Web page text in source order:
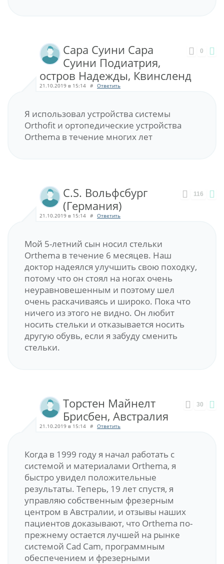
0
Сара Суини Сара
Суини Подиатрия,
остров Надежды, Квинсленд
21.10.2019 в 15:14 # Ответить
Я использовал устройства системы
Orthofit и ортопедические устройства
Orthema в течение многих лет
116
C.S. Вольфсбург
(Германия)
21.10.2019 в 15:14 # Ответить
Мой 5-летний сын носил стельки
Orthema в течение 6 месяцев. Наш
доктор надеялся улучшить свою походку,
потому что он стоял на ногах очень
неуравновешенным и поэтому шел
очень раскачиваясь и широко. Пока что
ничего из этого не видно. Он любит
носить стельки и отказывается носить
другую обувь, если я забуду сменить
стельки.
30
Торстен Майнелт
Брисбен, Австралия
21.10.2019 в 15:14 # Ответить
Когда в 1999 году я начал работать с
системой и материалами Orthema, я
быстро увидел положительные
результаты. Теперь, 19 лет спустя, я
управляю собственным фрезерным
центром в Австралии, и отзывы наших
пациентов доказывают, что Orthema по-
прежнему остается лучшей на рынке
системой Cad Cam, программным
обеспечением и фрезерными